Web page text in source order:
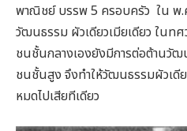
พาณิชย์ บรรพ 5 ครอบครัว ใน พ.
วัฒนธรรม ผัวเดียวเมียเดียว ในท
ชนชั้นกลางเองยังมีการต่อต้านวัฒ
ชนชั้นสูง จึงทำให้วัฒนธรรมผัวเดี
หมดไปเสียทีเดียว